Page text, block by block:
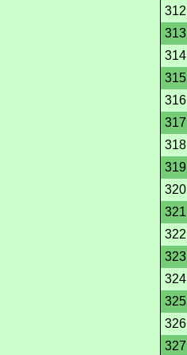
312
313
314
315
316
317
318
319
320
321
322
323
324
325
326
327